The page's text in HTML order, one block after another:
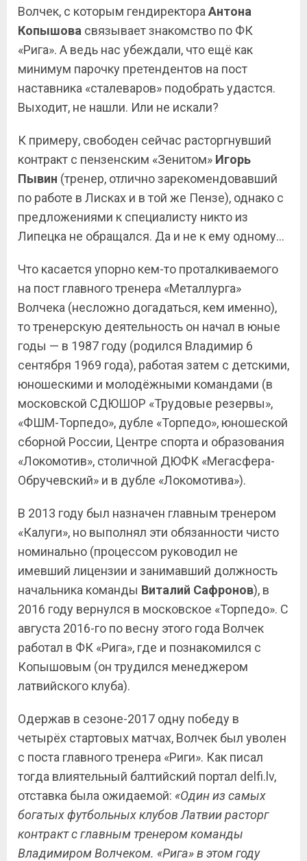
Волчек, с которым гендиректора Антона
Копышова связывает знакомство по ФК
«Рига». А ведь нас убеждали, что ещё как
минимум парочку претендентов на пост
наставника «сталеваров» подобрать удастся.
Выходит, не нашли. Или не искали?
К примеру, свободен сейчас расторгнувший
контракт с пензенским «Зенитом» Игорь
Пывин (тренер, отлично зарекомендовавший
по работе в Лисках и в той же Пензе), однако с
предложениями к специалисту никто из
Липецка не обращался. Да и не к ему одному…
Что касается упорно кем-то проталкиваемого
на пост главного тренера «Металлурга»
Волчека (несложно догадаться, кем именно),
то тренерскую деятельность он начал в юные
годы — в 1987 году (родился Владимир 6
сентября 1969 года), работая затем с детскими,
юношескими и молодёжными командами (в
московской СДЮШОР «Трудовые резервы»,
«ФШМ-Торпедо», дубле «Торпедо», юношеской
сборной России, Центре спорта и образования
«Локомотив», столичной ДЮФК «Мегасфера-
Обручевский» и в дубле «Локомотива»).
В 2013 году был назначен главным тренером
«Калуги», но выполнял эти обязанности чисто
номинально (процессом руководил не
имевший лицензии и занимавший должность
начальника команды Виталий Сафронов), в
2016 году вернулся в московское «Торпедо». С
августа 2016-го по весну этого года Волчек
работал в ФК «Рига», где и познакомился с
Копышовым (он трудился менеджером
латвийского клуба).
Одержав в сезоне-2017 одну победу в
четырёх стартовых матчах, Волчек был уволен
с поста главного тренера «Риги». Как писал
тогда влиятельный балтийский портал delfi.lv,
отставка была ожидаемой: «Один из самых
богатых футбольных клубов Латвии расторг
контракт с главным тренером команды
Владимиром Волчеком. «Рига» в этом году